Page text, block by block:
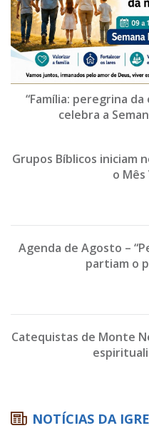
“Família: peregrina
celebra a
Grupos Bíblicos iniciam
o Mês
Agenda de Agosto –
partiam o
Catequistas de Monte
NOTÍCIAS DA